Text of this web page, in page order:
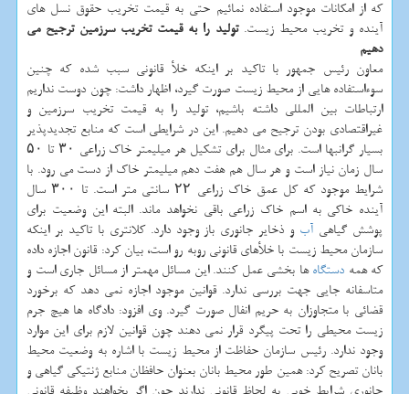
كه از امكانات موجود استفاده نمائیم حتی به قیمت تخریب حقوق نسل های
آینده و تخریب محیط زیست.تولید را به قیمت تخریب سرزمین ترجیح می
دهیم
معاون رئیس جمهور با تاكید بر اینكه خلأ قانونی سبب شده كه چنین
سوءاستفاده هایی از محیط زیست صورت گیرد، اظهار داشت: چون دوست نداریم
ارتباطات بین المللی داشته باشیم، تولید را به قیمت تخریب سرزمین و
غیراقتصادی بودن ترجیح می دهیم. این در شرایطی است كه منابع تجدیدپذیر
بسیار گرانبها است. برای مثال برای تشكیل هر میلیمتر خاك زراعی ۳۰ تا ۵۰
سال زمان نیاز است و هر سال هم هفت دهم میلیمتر خاك از دست می رود. با
شرایط موجود كه كل عمق خاك زراعی ۲۲ سانتی متر است. تا ۳۰۰ سال
آینده خاكی به اسم خاك زراعی باقی نخواهد ماند. البته این وضعیت برای
پوشش گیاهی آب و ذخایر جانوری باز وجود دارد. كلانتری با تاكید بر اینكه
سازمان محیط زیست با خلأهای قانونی روبه رو است، بیان كرد: قانون اجازه داده
كه همه دستگاهها بخشی عمل كنند. این مسائل مهمتر از مسائل جاری است و
متاسفانه جایی جهت بررسی ندارد. قوانین موجود اجازه نمی دهد كه برخورد
قضائی با متجاوزان به حریم انفال صورت گیرد. وی افزود: دادگاه ها هیچ جرم
زیست محیطی را تحت پیگرد قرار نمی دهند چون قوانین لازم برای این موارد
وجود ندارد. رئیس سازمان حفاظت از محیط زیست با اشاره به وضعیت محیط
بانان تصریح كرد: همین طور محیط بانان بعنوان حافظان منابع ژنتیكی گیاهی و